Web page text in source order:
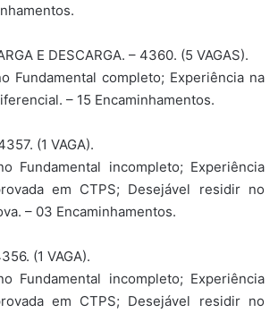
E DESCARGA. – 4360. (5 VAGAS).
Fundamental completo; Experiência na
– 15 Encaminhamentos.
(1 VAGA).
Fundamental incompleto; Experiência
em CTPS; Desejável residir no
– 03 Encaminhamentos.
(1 VAGA).
Fundamental incompleto; Experiência
em CTPS; Desejável residir no